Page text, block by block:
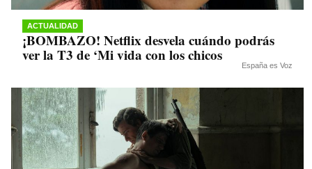
ACTUALIDAD
¡BOMBAZO! Netflix desvela cuándo podrás
ver la T3 de ‘Mi vida con los chicos
España es Voz